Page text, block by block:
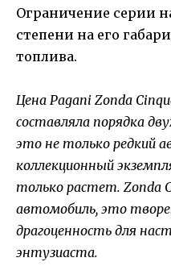
Ограничение серии
степени на его
топлива.
Цена Pagani Zonda
составляла порядка
это не только редкий
коллекционный
только растет. Zonda
автомобиль, это
драгоценность для
энтузиаста.